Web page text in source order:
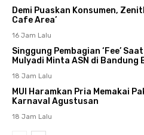
Demi Puaskan Konsumen,
Cafe Area’
16 Jam Lalu
Singgung Pembagian ‘Fee’
Mulyadi Minta ASN di
18 Jam Lalu
MUI Haramkan Pria Memakai
Karnaval Agustusan
18 Jam Lalu